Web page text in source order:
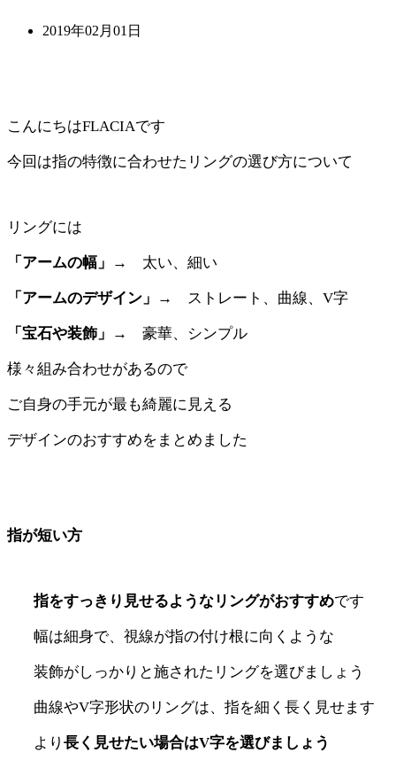
2019年02月01日
こんにちはFLACIAです
今回は指の特徴に合わせたリングの選び方について
リングには
「アームの幅」→ 太い、細い
「アームのデザイン」→ ストレート、曲線、V字
「宝石や装飾」→ 豪華、シンプル
様々組み合わせがあるので
ご自身の手元が最も綺麗に見える
デザインのおすすめをまとめました
指が短い方
指をすっきり見せるようなリングがおすすめです
幅は細身で、視線が指の付け根に向くような
装飾がしっかりと施されたリングを選びましょう
曲線やV字形状のリングは、指を細く長く見せます
より 長く見せたい場合はV字を選びましょう